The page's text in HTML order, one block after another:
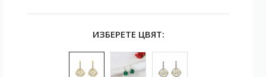
ИЗБЕРЕТЕ ЦВЯТ: